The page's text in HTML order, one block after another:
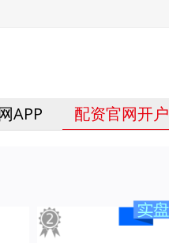
APP 配资官网开户